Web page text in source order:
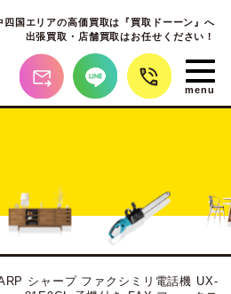
四国エリアの高価買取は『買取ドーーン』へ
出張買取・店舗買取はお任せください！
シャープ ファクシミリ電話機 UX-